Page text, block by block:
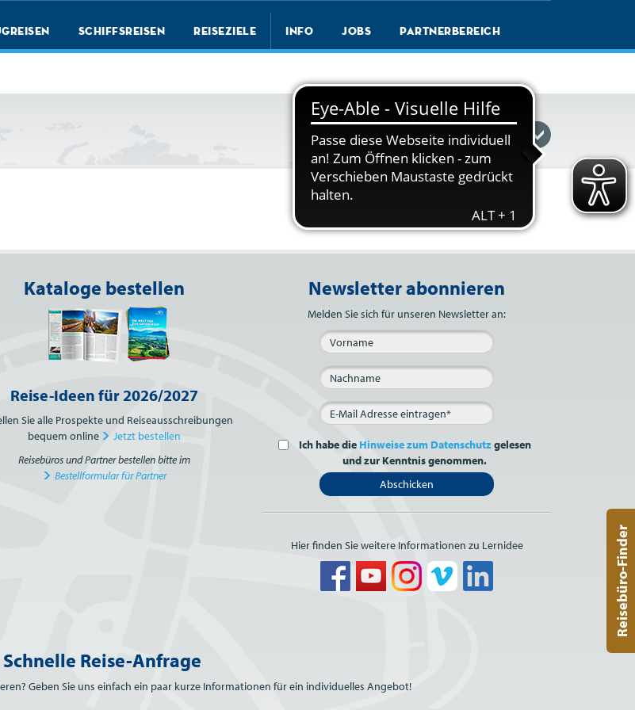
Schiffsreisen Reiseziele Info Jobs Partnerbereich
Reisefinder einblenden
Kataloge bestellen
Reise-Ideen für 2026/2027
Sie alle Prospekte und Reiseausschreibungen
bequem online
Jetzt bestellen
Reisebüros und Partner bestellen bitte im
Bestellformular für Partner
Bitte nicht ausfüllen.
Newsletter abonnieren
Melden Sie sich für unseren Newsletter an:
Ich habe die Hinweise zum Datenschutzgelesen
und zur Kenntnis genommen.
Abschicken
Hier finden Sie weitere Informationen zu Lernidee
Schnelle Reise-Anfrage
Geben Sie uns einfach ein paar kurze Informationen für ein individuelles Angebot!
Reisebüro-Finder